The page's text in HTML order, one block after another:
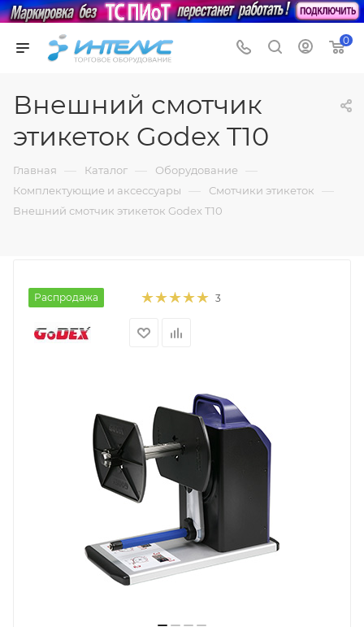
0
Внешний смотчик
этикеток Godex T10
Главная — Каталог — Оборудование —
Комплектующие и аксессуары — Смотчики этикеток —
Внешний смотчик этикеток Godex T10
Распродажа 3